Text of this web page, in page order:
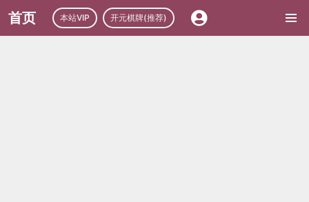
首页 本站VIP 开元棋牌(推荐)